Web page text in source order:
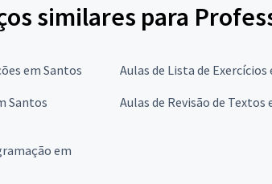
similares para
em Santos Aulas de Lista de Exercícios
Santos
Aulas de Revisão de Textos
em